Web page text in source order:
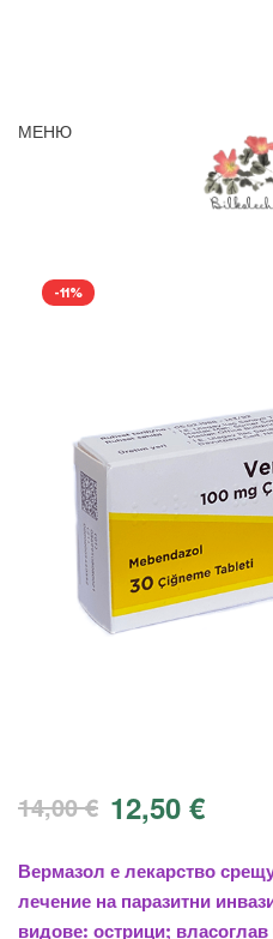
МЕНЮ
-11%
14,00€ 12,50 €
Вермазол е лекарство
лечение на паразитни
видове: острици;